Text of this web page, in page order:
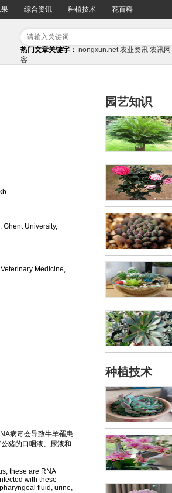
果 综合资讯 种植技术 花百科
热门文章关键字： nongxun.net 农业资讯 农讯网
容
University,
Medicine,
病毒会导致牛羊罹患
猪的口咽液、尿液和
these are RNA
with these
fluid, urine,
园艺知识
种植技术